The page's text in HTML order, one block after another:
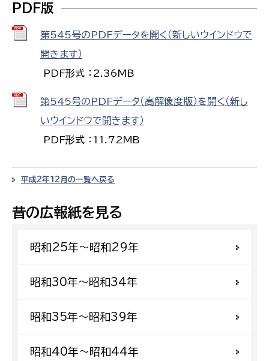
昔の広報紙を見る
昭和25年〜昭和29年
昭和30年〜昭和34年
昭和35年〜昭和39年
昭和40年〜昭和44年
PDF版
第545号のPDFデータを開く（新しいウインドウで
開きます）
PDF形式 ：2.36MB
第545号のPDFデータ（高解像度版）を開く（新し
いウインドウで開きます）
PDF形式 ：11.72MB
平成2年12月の一覧へ戻る